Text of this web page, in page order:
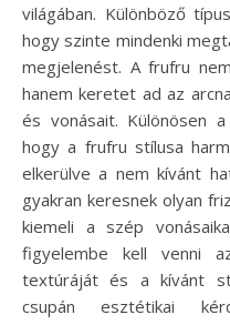
világában. Különböző
hogy szinte mindenki
megjelenést. A frufru
hanem keretet ad az
és vonásait. Különösen
hogy a frufru stílusa
elkerülve a nem kívánt
gyakran keresnek olyan
kiemeli a szép
figyelembe kell venni
textúráját és a kívánt
csupán esztétikai